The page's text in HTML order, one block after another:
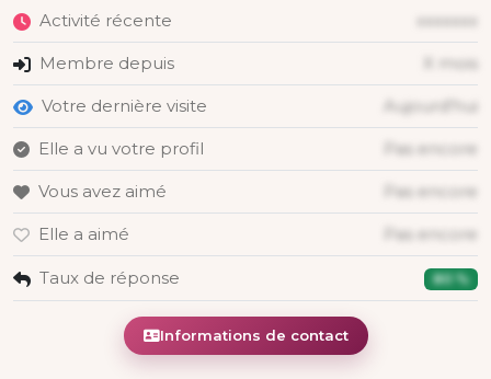
Activité récente xxxxxxx
Membre depuis X mois
Votre dernière visite Aujourd'hui
Elle a vu votre profil Pas encore
Vous avez aimé Pas encore
Elle a aimé Pas encore
Taux de réponse 80 %
Informations de contact